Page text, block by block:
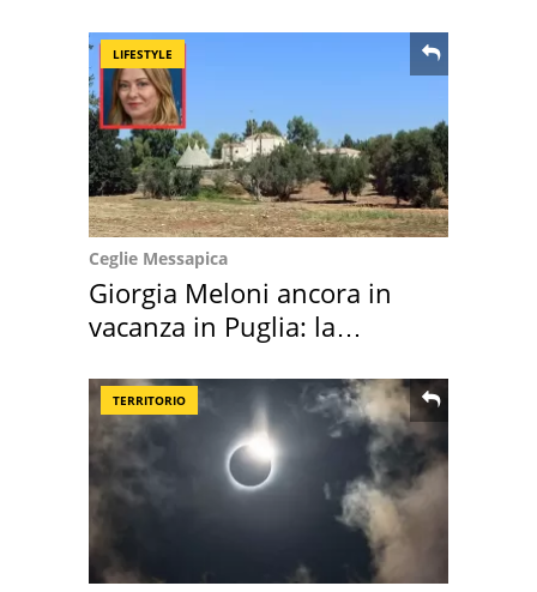
LIFESTYLE
Ceglie Messapica
Giorgia Meloni ancora in
vacanza in Puglia: la
TERRITORIO